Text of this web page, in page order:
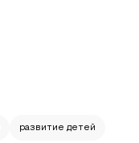
развитие детей